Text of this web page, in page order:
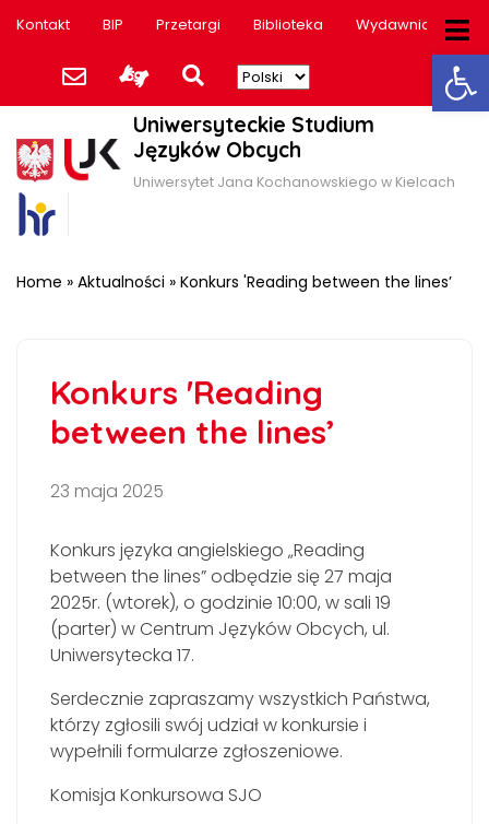
Kontakt BIP Przetargi Biblioteka Wydawnictwo
Uniwersyteckie Studium
Języków Obcych
Uniwersytet Jana Kochanowskiego w Kielcach
Home » Aktualności » Konkurs 'Reading between the lines’
Konkurs 'Reading
between the lines’
23 maja 2025
Konkurs języka angielskiego „Reading
between the lines” odbędzie się 27 maja
2025r. (wtorek), o godzinie 10:00, w sali 19
(parter) w Centrum Języków Obcych, ul.
Uniwersytecka 17.
Serdecznie zapraszamy wszystkich Państwa,
którzy zgłosili swój udział w konkursie i
wypełnili formularze zgłoszeniowe.
Komisja Konkursowa SJO